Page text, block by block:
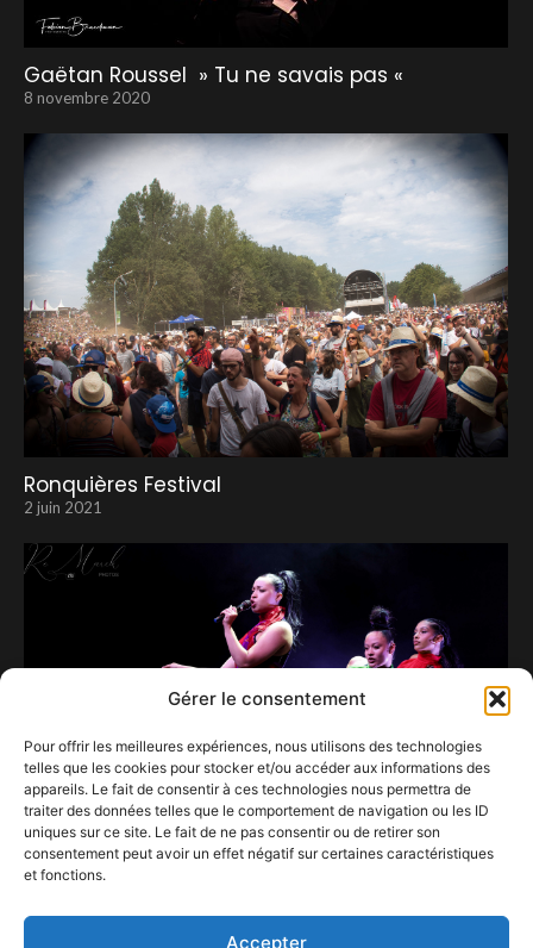
Gérer le consentement
Pour offrir les meilleures expériences, nous utilisons des technologies
telles que les cookies pour stocker et/ou accéder aux informations des
appareils. Le fait de consentir à ces technologies nous permettra de
traiter des données telles que le comportement de navigation ou les ID
uniques sur ce site. Le fait de ne pas consentir ou de retirer son
consentement peut avoir un effet négatif sur certaines caractéristiques
et fonctions.
Accepter
Gaëtan Roussel » Tu ne savais pas «
8 novembre 2020
Ronquières Festival
2 juin 2021
14 juin 2025